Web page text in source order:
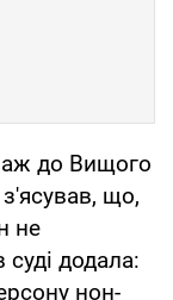
аж до Вищого
з'ясував, що,
не
додала:
нон-